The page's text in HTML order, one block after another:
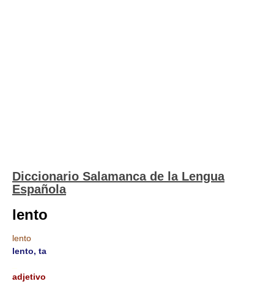
Diccionario Salamanca de la Lengua
Española
lento
lento
lento, ta
adjetivo